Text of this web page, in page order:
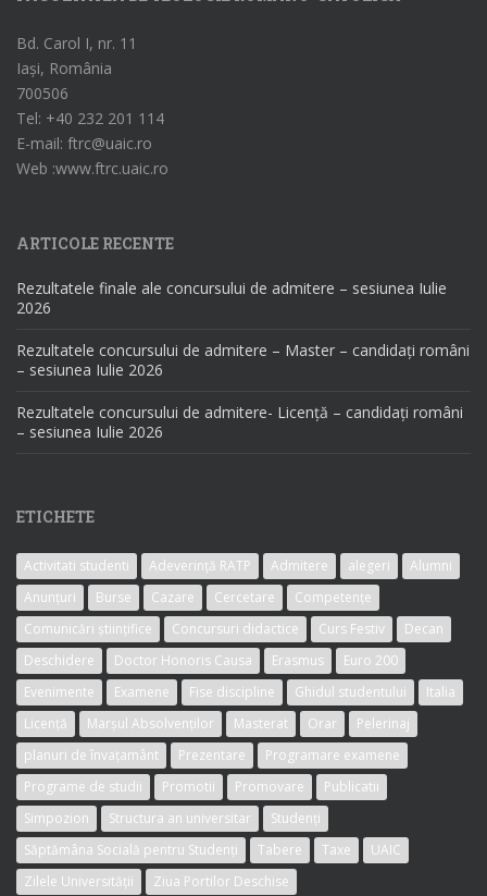
Bd. Carol I, nr. 11
Iași, România
700506
Tel: +40 232 201 114
E-mail: ftrc@uaic.ro
Web :www.ftrc.uaic.ro
ARTICOLE RECENTE
Rezultatele finale ale concursului de admitere – sesiunea Iulie
2026
Rezultatele concursului de admitere – Master – candidați români
– sesiunea Iulie 2026
Rezultatele concursului de admitere- Licență – candidați români
– sesiunea Iulie 2026
ETICHETE
Activitati studenti Adeverință RATP Admitere alegeri
Alumni
Anunțuri
Burse Cazare Cercetare
Competențe
Comunicări științifice
Concursuri didactice Curs Festiv
Decan
Deschidere
Doctor Honoris Causa Erasmus
Euro 200
Evenimente
Examene Fise discipline Ghidul studentului
Italia
Licență
Marșul Absolvenților Masterat Orar
Pelerinaj
planuri de învațamânt
Prezentare
Programare examene
Programe de studii
Promotii Promovare
Publicatii
Simpozion
Structura an universitar
Studenți
Săptămâna Socială pentru Studenți
Tabere Taxe
UAIC
Zilele Universității
Ziua Portilor Deschise